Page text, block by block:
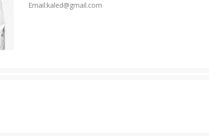
Email:kaled@gmail.com